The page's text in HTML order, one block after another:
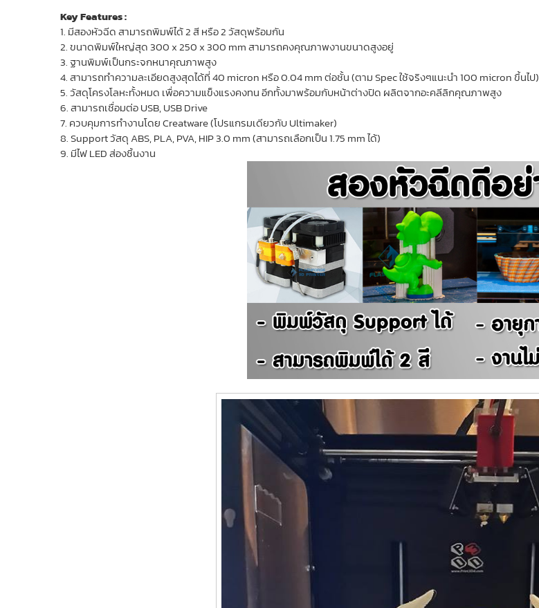
Key Features :
1. มีสองหัวฉีด สามารถพิมพ์ได้ 2 สี หรือ 2 วัสดุพร้อมกัน
2. ขนาดพิมพ์ใหญ่สุด 300 x 250 x 300 mm สามารถคงคุณภาพงานขนาดสูงอยู่
3. ฐานพิมพ์เป็นกระจกหนาคุณภาพสูง
4. สามารถทำความละเอียดสูงสุดได้ที่ 40 micron หรือ 0.04 mm ต่อชั้น (ตาม Spec ใช้จริงๆแนะนำ 100 micron ขึ้นไป)
5. วัสดุโครงโลหะทั้งหมด เพื่อความแข็งแรงคงทน อีกทั้งมาพร้อมกับหน้าต่างปิด ผลิตจากอะคลีลิกคุณภาพสูง
6. สามารถเชื่อมต่อ USB, USB Drive
7. ควบคุมการทำงานโดย Creatware (โปรแกรมเดียวกับ Ultimaker)
8. Support วัสดุ ABS, PLA, PVA, HIP 3.0 mm (สามารถเลือกเป็น 1.75 mm ได้)
9. มีไฟ LED ส่องชิ้นงาน